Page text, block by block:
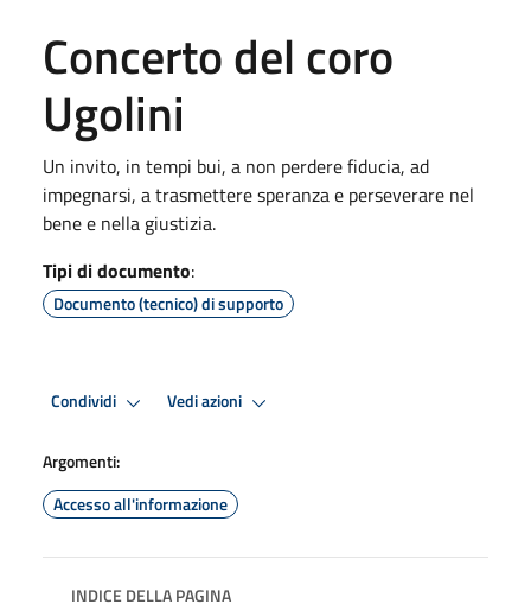
Concerto del coro
Ugolini
Un invito, in tempi bui, a non perdere fiducia, ad
impegnarsi, a trasmettere speranza e perseverare nel
bene e nella giustizia.
Tipi di documento:
Documento (tecnico) di supporto
Condividi Vedi azioni
Argomenti:
Accesso all'informazione
INDICE DELLA PAGINA